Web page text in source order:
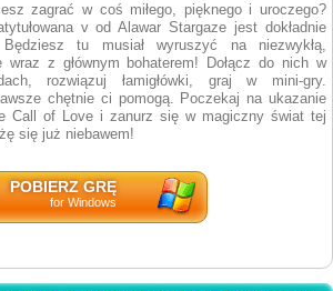
zagrać w coś miłego, pięknego i uroczego?
v od Alawar Stargaze jest dokładnie
tu musiał wyruszyć na niezwykłą,
wraz z głównym bohaterem! Dołącz do nich w
rozwiązuj łamigłówki, graj w mini-gry.
chętnie ci pomogą. Poczekaj na ukazanie
Call of Love i zanurz się w magiczny świat tej
się już niebawem!
POBIERZ GRĘ
for Windows